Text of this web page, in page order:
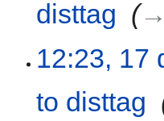
disttag
12:23, 17
to disttag